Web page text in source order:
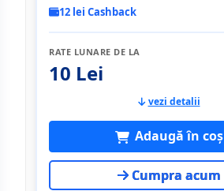
12 lei Cashback
RATE LUNARE DE LA
10 Lei
vezi detalii
Adaugă în coș
Cumpra acum